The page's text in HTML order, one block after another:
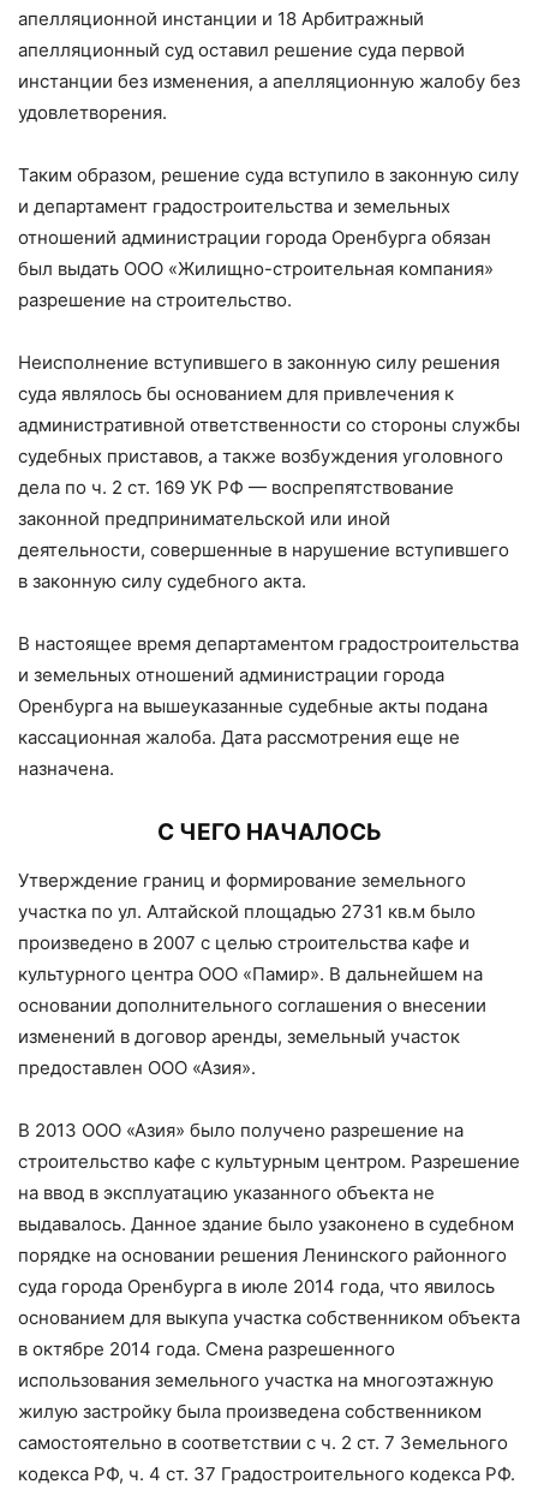
апелляционной инстанции и 18 Арбитражный
апелляционный суд оставил решение суда первой
инстанции без изменения, а апелляционную жалобу без
удовлетворения.
Таким образом, решение суда вступило в законную силу
и департамент градостроительства и земельных
отношений администрации города Оренбурга обязан
был выдать ООО «Жилищно-строительная компания»
разрешение на строительство.
Неисполнение вступившего в законную силу решения
суда являлось бы основанием для привлечения к
административной ответственности со стороны службы
судебных приставов, а также возбуждения уголовного
дела по ч. 2 ст. 169 УК РФ — воспрепятствование
законной предпринимательской или иной
деятельности, совершенные в нарушение вступившего
в законную силу судебного акта.
В настоящее время департаментом градостроительства
и земельных отношений администрации города
Оренбурга на вышеуказанные судебные акты подана
кассационная жалоба. Дата рассмотрения еще не
назначена.
С ЧЕГО НАЧАЛОСЬ
Утверждение границ и формирование земельного
участка по ул. Алтайской площадью 2731 кв.м было
произведено в 2007 с целью строительства кафе и
культурного центра ООО «Памир». В дальнейшем на
основании дополнительного соглашения о внесении
изменений в договор аренды, земельный участок
предоставлен ООО «Азия».
В 2013 ООО «Азия» было получено разрешение на
строительство кафе с культурным центром. Разрешение
на ввод в эксплуатацию указанного объекта не
выдавалось. Данное здание было узаконено в судебном
порядке на основании решения Ленинского районного
суда города Оренбурга в июле 2014 года, что явилось
основанием для выкупа участка собственником объекта
в октябре 2014 года. Смена разрешенного
использования земельного участка на многоэтажную
жилую застройку была произведена собственником
самостоятельно в соответствии с ч. 2 ст. 7 Земельного
кодекса РФ, ч. 4 ст. 37 Градостроительного кодекса РФ.